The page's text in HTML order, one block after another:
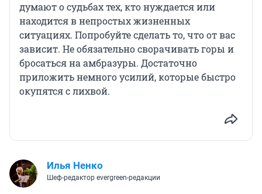
думают о судьбах тех, кто нуждается или
находится в непростых жизненных
ситуациях. Попробуйте сделать то, что от вас
зависит. Не обязательно сворачивать горы и
бросаться на амбразуры. Достаточно
приложить немного усилий, которые быстро
окупятся с лихвой.
Илья Ненко
Шеф-редактор evergreen-редакции